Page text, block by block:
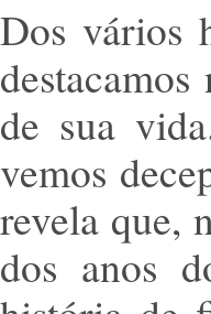
Dos vários
de sua
vemos
revela que,
dos anos